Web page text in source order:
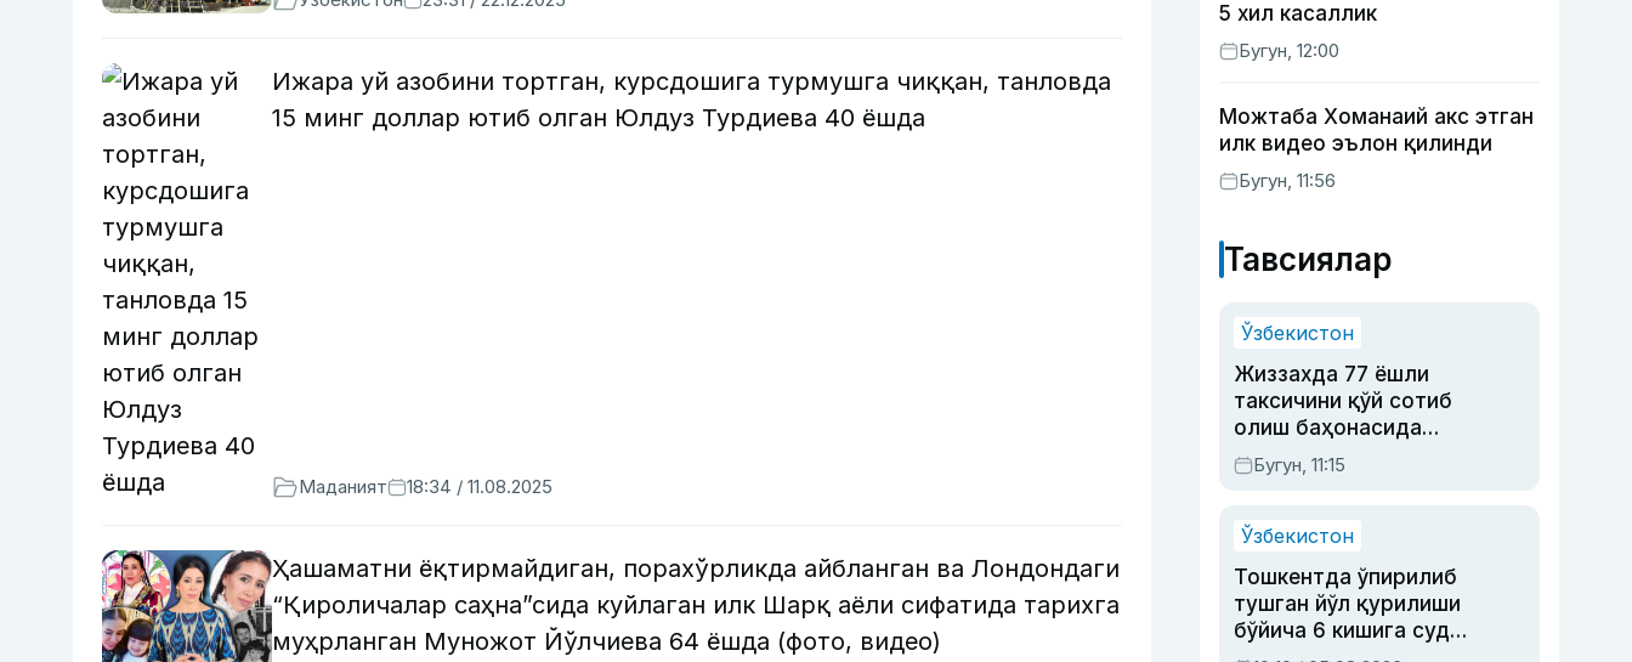
Ижара уй азобини тортган, курсдошига турмушга чиққан, танловда
15 минг доллар ютиб олган Юлдуз Турдиева 40 ёшда
Маданият 18:34 / 11.08.2025
Ҳашаматни ёқтирмайдиган, порахўрликда айбланган ва Лондондаги
“Қироличалар саҳна”сида куйлаган илк Шарқ аёли сифатида тарихга
муҳрланган Муножот Йўлчиева 64 ёшда (фото, видео)
5 хил касаллик
Бугун, 12:00
Можтаба Хоманаий акс этган
илк видео эълон қилинди
Бугун, 11:56
Тавсиялар
Ўзбекистон
Жиззахда 77 ёшли
таксичини қўй сотиб
олиш баҳонасида
яйловга олиб бориб
ўлдирган йигит 20
Бугун, 11:15
Ўзбекистон
Тошкентда ўпирилиб
тушган йўл қурилиши
бўйича 6 кишига суд
ҳукми ўқилди